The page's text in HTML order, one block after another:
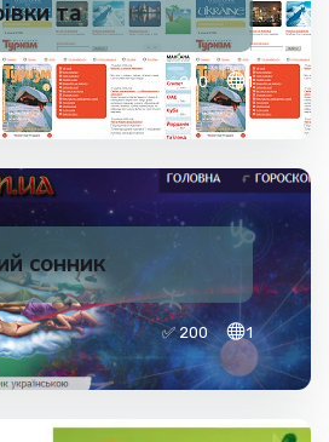
та
✅ 200 1
сонник
✅ 200 1